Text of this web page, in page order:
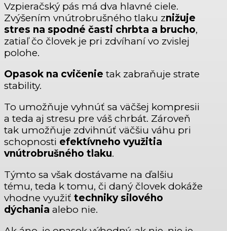
Vzpieračský pás má dva hlavné ciele.
Zvýšením vnútrobrušného tlaku znižuje
stres na spodné časti chrbta a brucho,
zatiaľ čo človek je pri zdvíhaní vo zvislej
polohe.
Opasok na cvičenie tak zabraňuje strate
stability.
To umožňuje vyhnúť sa väčšej kompresii
a teda aj stresu pre váš chrbát. Zároveň
tak umožňuje zdvihnúť väčšiu váhu pri
schopnosti efektívneho využitia
vnútrobrušného tlaku.
Týmto sa však dostávame na ďalšiu
tému, teda k tomu, či daný človek dokáže
vhodne využiť techniky silového
dýchania alebo nie.